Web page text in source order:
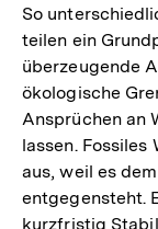
So
teilen ein
überzeugende
ökologische
Ansprüchen an
lassen. Fossiles
aus, weil es
entgegensteht.
kurzfristig